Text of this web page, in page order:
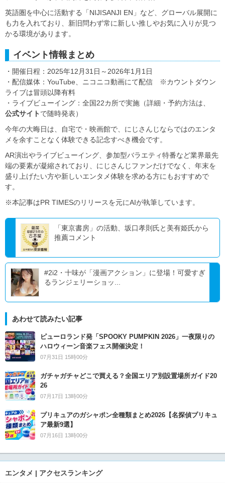
英語圏を中心に活動する「NIJISANJI EN」など、グローバル展開に
も力を入れており、新旧問わず常に新しい推しやお気に入りが見つ
かる環境があります。
イベント情報まとめ
・開催日程：2025年12月31日～2026年1月1日
・配信媒体：YouTube、ニコニコ動画にて配信 ※カウントダウン
ライブは冒頭以降有料
・ライブビューイング：全国22カ所で実施（詳細・予約方法は、
公式サイト で随時発表）
今年の大晦日は、自宅で・映画館で、にじさんじならではのエンタ
メを余すことなく体験できる記念すべき機会です。
AR演出やライブビューイング、参加型バラエティ特番など業界最先
端の要素が凝縮されており、にじさんじファンだけでなく、年末を
盛り上げたい方や新しいエンタメ体験を求める方にもおすすめで
す。
※本記事はPR TIMESのリリースを元にAIが執筆しています。
「東京書房」の活動、坂口孝則氏と美有姫氏から
推薦コメント
#2i2・十味が「漫画アクション」に登場！可愛すぎ
るランジェリーショッ...
あわせて読みたい記事
ピューロランド発「SPOOKY PUMPKIN 2026」一夜限りの
ハロウィーン音楽フェス開催決定！
07月31日 15時00分
ガチャガチャどこで買える？全国エリア別設置場所ガイド20
26
07月17日 13時00分
プリキュアのガシャポン全種類まとめ2026【名探偵プリキュ
ア最新9選】
07月16日 13時00分
エンタメ | アクセスランキング